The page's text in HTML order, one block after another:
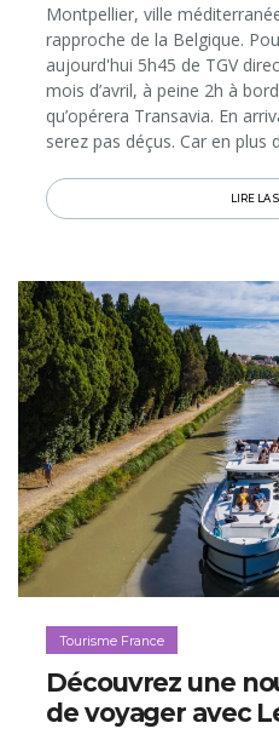
Montpellier, ville
rapproche de la Belgique.
aujourd'hui 5h45 de TGV
mois d’avril, à peine 2h à
qu’opérera Transavia. En
serez pas déçus. Car en plus
patrimoine, en ambiance...LIRE LA
Tourisme France
Découvrez une
de voyager avec